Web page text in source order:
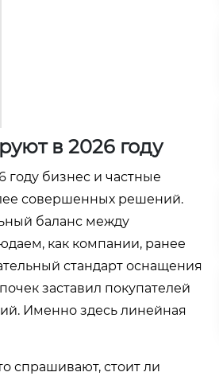
в 2026 году
году бизнес и частные
совершенных решений.
баланс между
как компании, ранее
стандарт оснащения
заставил покупателей
Именно здесь линейная
спрашивают, стоит ли